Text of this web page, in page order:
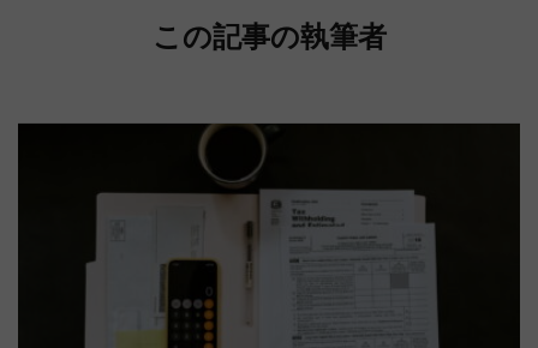
この記事の執筆者